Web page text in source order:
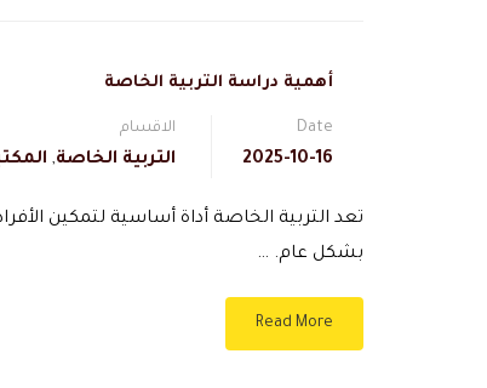
أهمية دراسة التربية الخاصة
Date
2025-10-16
الاقسام
التربية الخاصة,
تعد التربية الخاصة أداة أساسية لتمكين
بشكل عام. …
Read More